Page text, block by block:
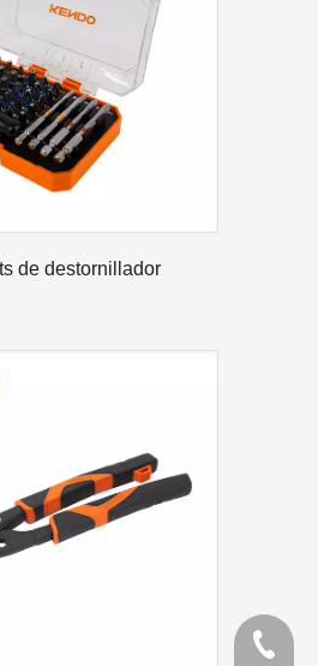
y alegría.
de destornillador
+86 21